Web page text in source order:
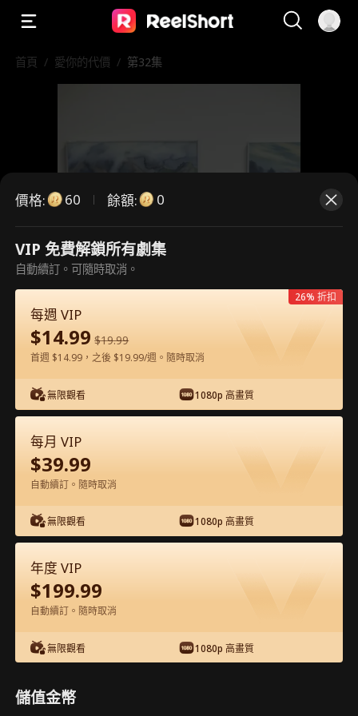
首頁 / 愛你的代價 / 第32集
這是付費劇集。請解鎖後觀看。
在APP內免費看
第32集 - 愛你的代價 完整影片
0-49 50-71
32 35
價格: 60 餘額: 0
VIP 免費解鎖所有劇集
自動續訂。可隨時取消。
每週 VIP
$14.99 $19.99
首週 $14.99，之後 $19.99/週。隨時取消
無限觀看 1080p 高畫質
26% 折扣
每月 VIP
$39.99
自動續訂。隨時取消
無限觀看 1080p 高畫質
年度 VIP
$199.99
自動續訂。隨時取消
無限觀看 1080p 高畫質
儲值金幣